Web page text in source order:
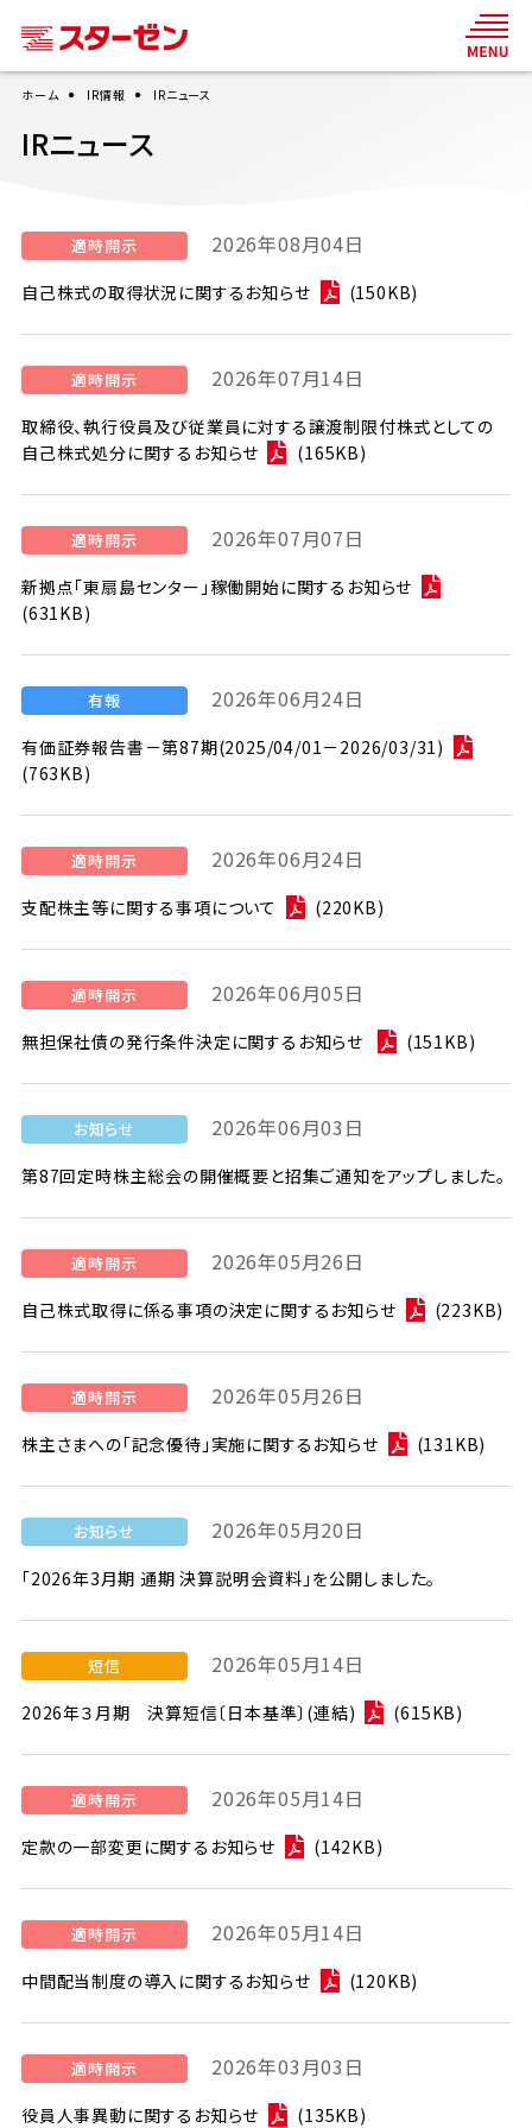
ホーム IR情報 IRニュース
IRニュース
2026年08月04日
自己株式の取得状況に関するお知らせ (150KB)
2026年07月14日
取締役、執行役員及び従業員に対する譲渡制限付株式としての
自己株式処分に関するお知らせ
(165KB)
2026年07月07日
新拠点「東扇島センター」稼働開始に関するお知らせ
(631KB)
2026年06月24日
有価証券報告書－第87期(2025/04/01－2026/03/31)
(763KB)
2026年06月24日
支配株主等に関する事項について (220KB)
2026年06月05日
無担保社債の発行条件決定に関するお知らせ (151KB)
2026年06月03日
第87回定時株主総会の開催概要と招集ご通知をアップしました。
2026年05月26日
自己株式取得に係る事項の決定に関するお知らせ (223KB)
2026年05月26日
株主さまへの「記念優待」実施に関するお知らせ (131KB)
2026年05月20日
「2026年3月期 通期 決算説明会資料」を公開しました。
2026年05月14日
2026年３月期 決算短信〔日本基準〕(連結) (615KB)
2026年05月14日
定款の一部変更に関するお知らせ (142KB)
2026年05月14日
中間配当制度の導入に関するお知らせ (120KB)
2026年03月03日
役員人事異動に関するお知らせ (135KB)